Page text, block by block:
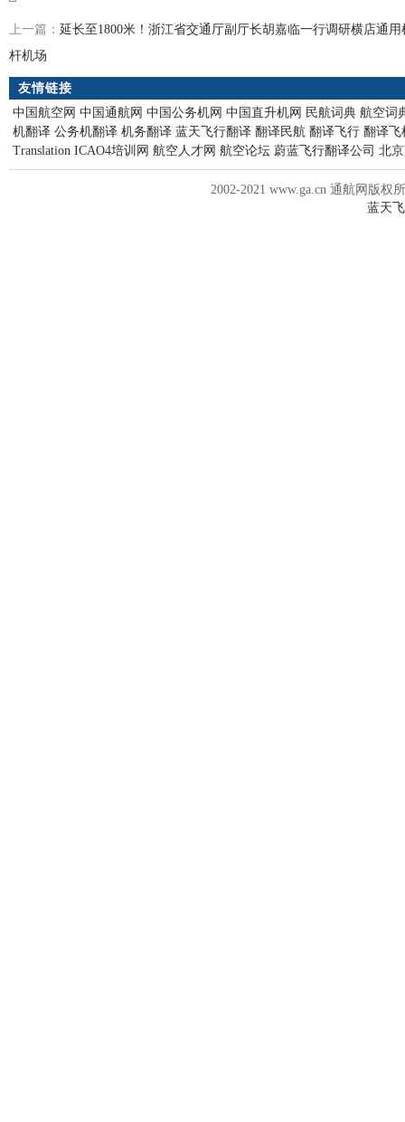
上一篇： 延长至1800米！浙江省交通厅副厅长胡嘉临一行调研横店通
杆机场
下一篇：何树平调研龙昊通航集团：积极探索无人机、航空职业教育
友情链接
中国航空网 中国通航网 中国公务机网 中国直升机网 民航词典 航空词
机翻译 公务机翻译 机务翻译 蓝天飞行翻译 翻译民航 翻译飞行 翻译飞
Translation ICAO4培训网 航空人才网 航空论坛 蔚蓝飞行翻译公司 北
2002-2021 www.ga.cn 通航网版权
蓝天